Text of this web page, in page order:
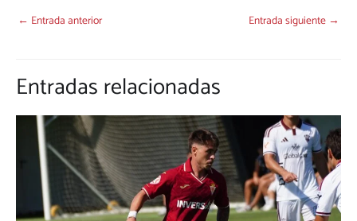
← Entrada anterior Entrada siguiente →
Entradas relacionadas